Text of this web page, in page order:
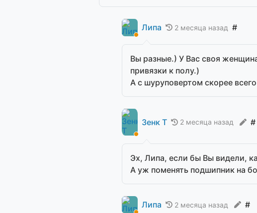
Липа 2 месяца назад #
Вы разные.) У Вас своя
привязки к полу.)
А с шуруповертом скорее
Зенк Т 2 месяца назад #
Эх, Липа, если бы Вы видели,
А уж поменять подшипник на
Липа 2 месяца назад #